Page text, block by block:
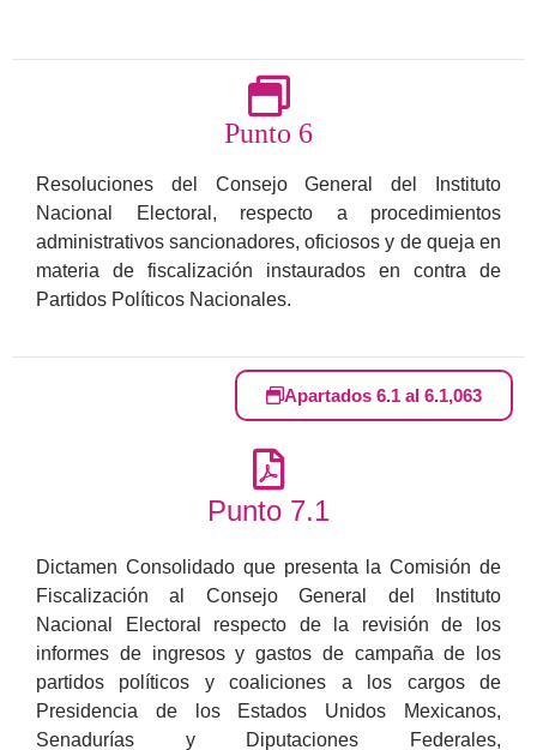
Punto 6
Resoluciones del Consejo General del Instituto
Nacional Electoral, respecto a procedimientos
administrativos sancionadores, oficiosos y de queja en
materia de fiscalización instaurados en contra de
Partidos Políticos Nacionales.
Apartados 6.1 al 6.1,063
Punto 7.1
Dictamen Consolidado que presenta la Comisión de
Fiscalización al Consejo General del Instituto
Nacional Electoral respecto de la revisión de los
informes de ingresos y gastos de campaña de los
partidos políticos y coaliciones a los cargos de
Presidencia de los Estados Unidos Mexicanos,
Senadurías y Diputaciones Federales,